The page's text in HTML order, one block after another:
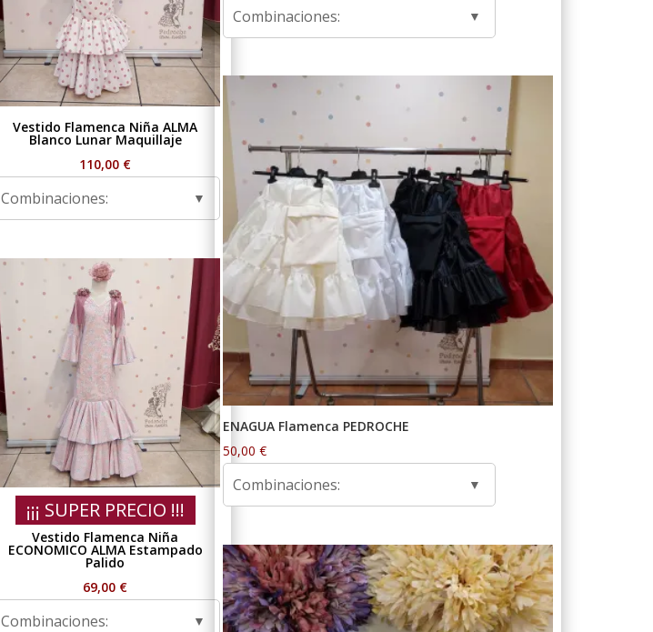
Vestido Flamenca Niña ALMA
Blanco Lunar Maquillaje
110,00 €
Combinaciones:
¡¡¡ SUPER PRECIO !!!
Vestido Flamenca Niña
ECONOMICO ALMA Estampado
Palido
69,00 €
Combinaciones:
Combinaciones:
ENAGUA Flamenca PEDROCHE
50,00€
Combinaciones: